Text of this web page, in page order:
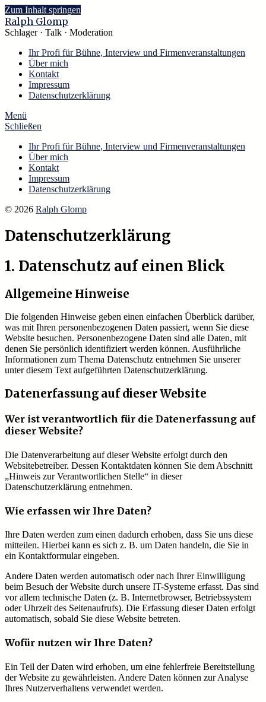
Zum Inhalt springen
Ralph Glomp
Schlager · Talk · Moderation
Ihr Profi für Bühne, Interview und Firmenveranstaltungen
Über mich
Kontakt
Impressum
Datenschutzerklärung
Menü
Schließen
Ihr Profi für Bühne, Interview und Firmenveranstaltungen
Über mich
Kontakt
Impressum
Datenschutzerklärung
© 2026 Ralph Glomp
Datenschutzerklärung
1. Datenschutz auf einen Blick
Allgemeine Hinweise
Die folgenden Hinweise geben einen einfachen Überblick darüber,
was mit Ihren personenbezogenen Daten passiert, wenn Sie diese
Website besuchen. Personenbezogene Daten sind alle Daten, mit
denen Sie persönlich identifiziert werden können. Ausführliche
Informationen zum Thema Datenschutz entnehmen Sie unserer
unter diesem Text aufgeführten Datenschutzerklärung.
Datenerfassung auf dieser Website
Wer ist verantwortlich für die Datenerfassung auf
dieser Website?
Die Datenverarbeitung auf dieser Website erfolgt durch den
Websitebetreiber. Dessen Kontaktdaten können Sie dem Abschnitt
„Hinweis zur Verantwortlichen Stelle“ in dieser
Datenschutzerklärung entnehmen.
Wie erfassen wir Ihre Daten?
Ihre Daten werden zum einen dadurch erhoben, dass Sie uns diese
mitteilen. Hierbei kann es sich z. B. um Daten handeln, die Sie in
ein Kontaktformular eingeben.
Andere Daten werden automatisch oder nach Ihrer Einwilligung
beim Besuch der Website durch unsere IT-Systeme erfasst. Das sind
vor allem technische Daten (z. B. Internetbrowser, Betriebssystem
oder Uhrzeit des Seitenaufrufs). Die Erfassung dieser Daten erfolgt
automatisch, sobald Sie diese Website betreten.
Wofür nutzen wir Ihre Daten?
Ein Teil der Daten wird erhoben, um eine fehlerfreie Bereitstellung
der Website zu gewährleisten. Andere Daten können zur Analyse
Ihres Nutzerverhaltens verwendet werden.